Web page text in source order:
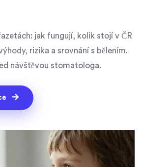
jak fungují, kolik stojí v ČR
rizika a srovnání s bělením.
návštěvou stomatologa.